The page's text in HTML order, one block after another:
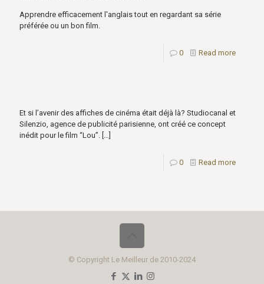
Apprendre efficacement l'anglais tout en regardant sa série
préférée ou un bon film.
0 Read more
Et si l’avenir des affiches de cinéma était déjà là? Studiocanal et
Silenzio, agence de publicité parisienne, ont créé ce concept
inédit pour le film “Lou”. […]
0 Read more
© Copyright Le Meilleur de 2010-2024